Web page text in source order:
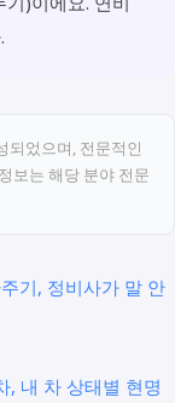
되었으며, 전문적인
보는 해당 분야 전문
기, 정비사가 말 안
, 내 차 상태별 현명